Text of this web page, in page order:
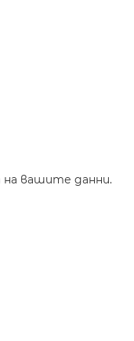
вашите данни.